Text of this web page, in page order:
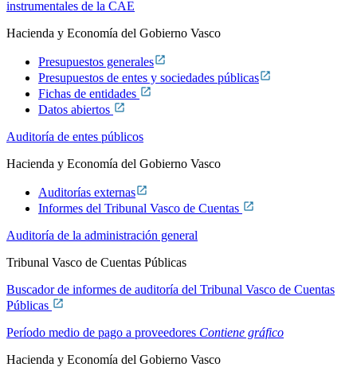
instrumentales de la CAE
Hacienda y Economía del Gobierno Vasco
Presupuestos generales
Presupuestos de entes y sociedades públicas
Fichas de entidades
Datos abiertos
Auditoría de entes públicos
Hacienda y Economía del Gobierno Vasco
Auditorías externas
Informes del Tribunal Vasco de Cuentas
Auditoría de la administración general
Tribunal Vasco de Cuentas Públicas
Buscador de informes de auditoría del Tribunal Vasco de Cuentas
Públicas
Período medio de pago a proveedores Contiene gráfico
Hacienda y Economía del Gobierno Vasco